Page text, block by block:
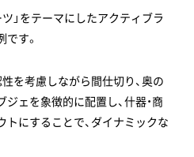
」をテーマにしたアクティブラ
す。
を考慮しながら間仕切り、奥の
ェを象徴的に配置し、什器・商
にすることで、ダイナミックな